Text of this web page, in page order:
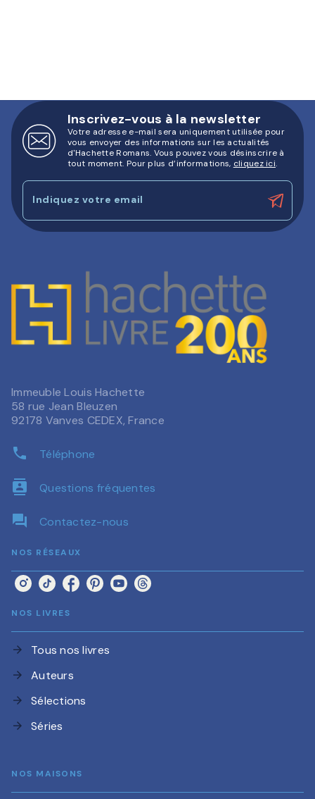
Inscrivez-vous à la newsletter
Votre adresse e-mail sera uniquement utilisée pour
vous envoyer des informations sur les actualités
d'Hachette Romans. Vous pouvez vous désinscrire à
tout moment. Pour plus d’informations, cliquez ici.
Indiquez votre email
Immeuble Louis Hachette
58 rue Jean Bleuzen
92178 Vanves CEDEX, France
phone Téléphone
contacts Questions fréquentes
question_answer Contactez-nous
NOS RÉSEAUX
NOS LIVRES
arrow_forward Tous nos livres
arrow_forward Auteurs
arrow_forward Sélections
arrow_forward Séries
NOS MAISONS